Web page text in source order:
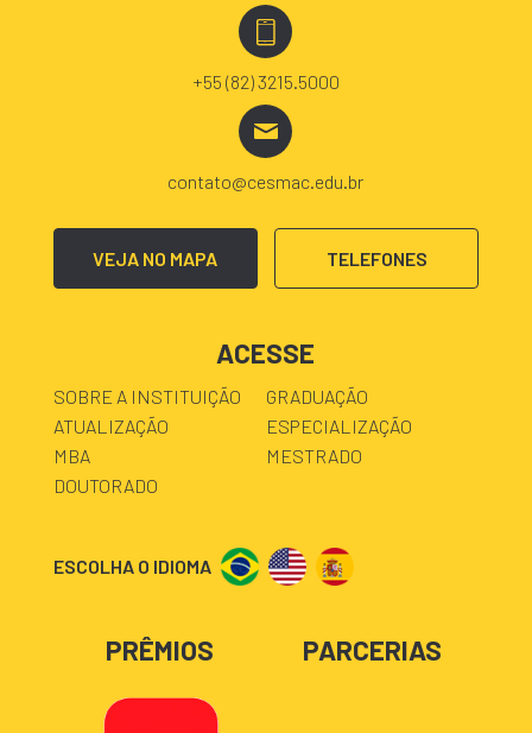
+55 (82) 3215.5000
contato@cesmac.edu.br
VEJA NO MAPA TELEFONES
ACESSE
SOBRE A INSTITUIÇÃO
GRADUAÇÃO
ATUALIZAÇÃO
ESPECIALIZAÇÃO
MBA
MESTRADO
DOUTORADO
ESCOLHA O IDIOMA
PRÊMIOS PARCERIAS